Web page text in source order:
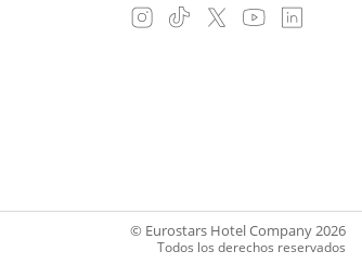
© Eurostars Hotel Company 2026
Todos los derechos reservados